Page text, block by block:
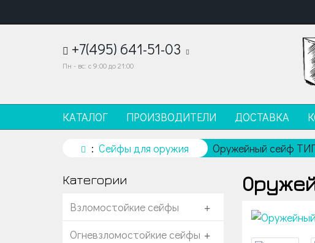
+7(495) 641-51-03
Пн - вс: с 9:00 до 21:00
КАТАЛОГ ПРОИЗВОДИТЕЛИ ДОСТАВКА
Сейфы для оружия Оружейный сейф
Категории
Взломостойкие сейфы +
Огневзломостойкие сейфы +